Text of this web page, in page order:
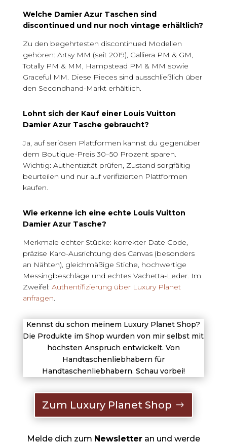
Welche Damier Azur Taschen sind
discontinued und nur noch vintage erhältlich?
Zu den begehrtesten discontinued Modellen
gehören: Artsy MM (seit 2019), Galliera PM & GM,
Totally PM & MM, Hampstead PM & MM sowie
Graceful MM. Diese Pieces sind ausschließlich über
den Secondhand-Markt erhältlich.
Lohnt sich der Kauf einer Louis Vuitton
Damier Azur Tasche gebraucht?
Ja, auf seriösen Plattformen kannst du gegenüber
dem Boutique-Preis 30–50 Prozent sparen.
Wichtig: Authentizität prüfen, Zustand sorgfältig
beurteilen und nur auf verifizierten Plattformen
kaufen.
Wie erkenne ich eine echte Louis Vuitton
Damier Azur Tasche?
Merkmale echter Stücke: korrekter Date Code,
präzise Karo-Ausrichtung des Canvas (besonders
an Nähten), gleichmäßige Stiche, hochwertige
Messingbeschläge und echtes Vachetta-Leder. Im
Zweifel: Authentifizierung über Luxury Planet
anfragen.
Kennst du schon meinem Luxury Planet Shop?
Die Produkte im Shop wurden von mir selbst mit
höchsten Anspruch entwickelt. Von
Handtaschenliebhabern für
Handtaschenliebhabern. Schau vorbei!
Zum Luxury Planet Shop
Melde dich zum Newsletteran und werde